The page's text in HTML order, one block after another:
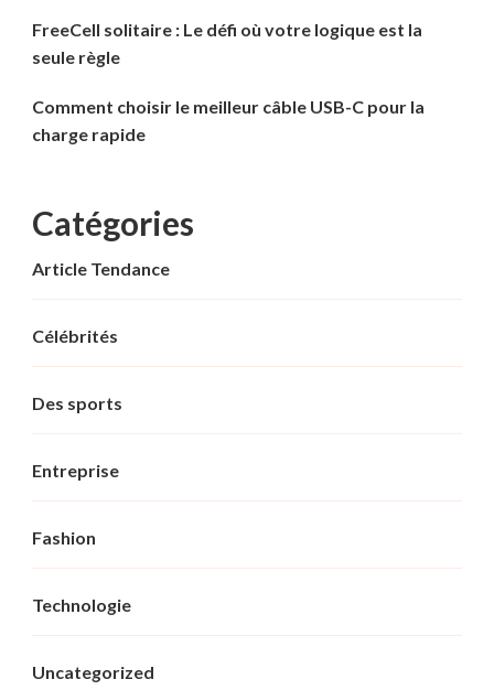
FreeCell solitaire : Le défi où votre logique est la
seule règle
Comment choisir le meilleur câble USB-C pour la
charge rapide
Catégories
Article Tendance
Célébrités
Des sports
Entreprise
Fashion
Technologie
Uncategorized